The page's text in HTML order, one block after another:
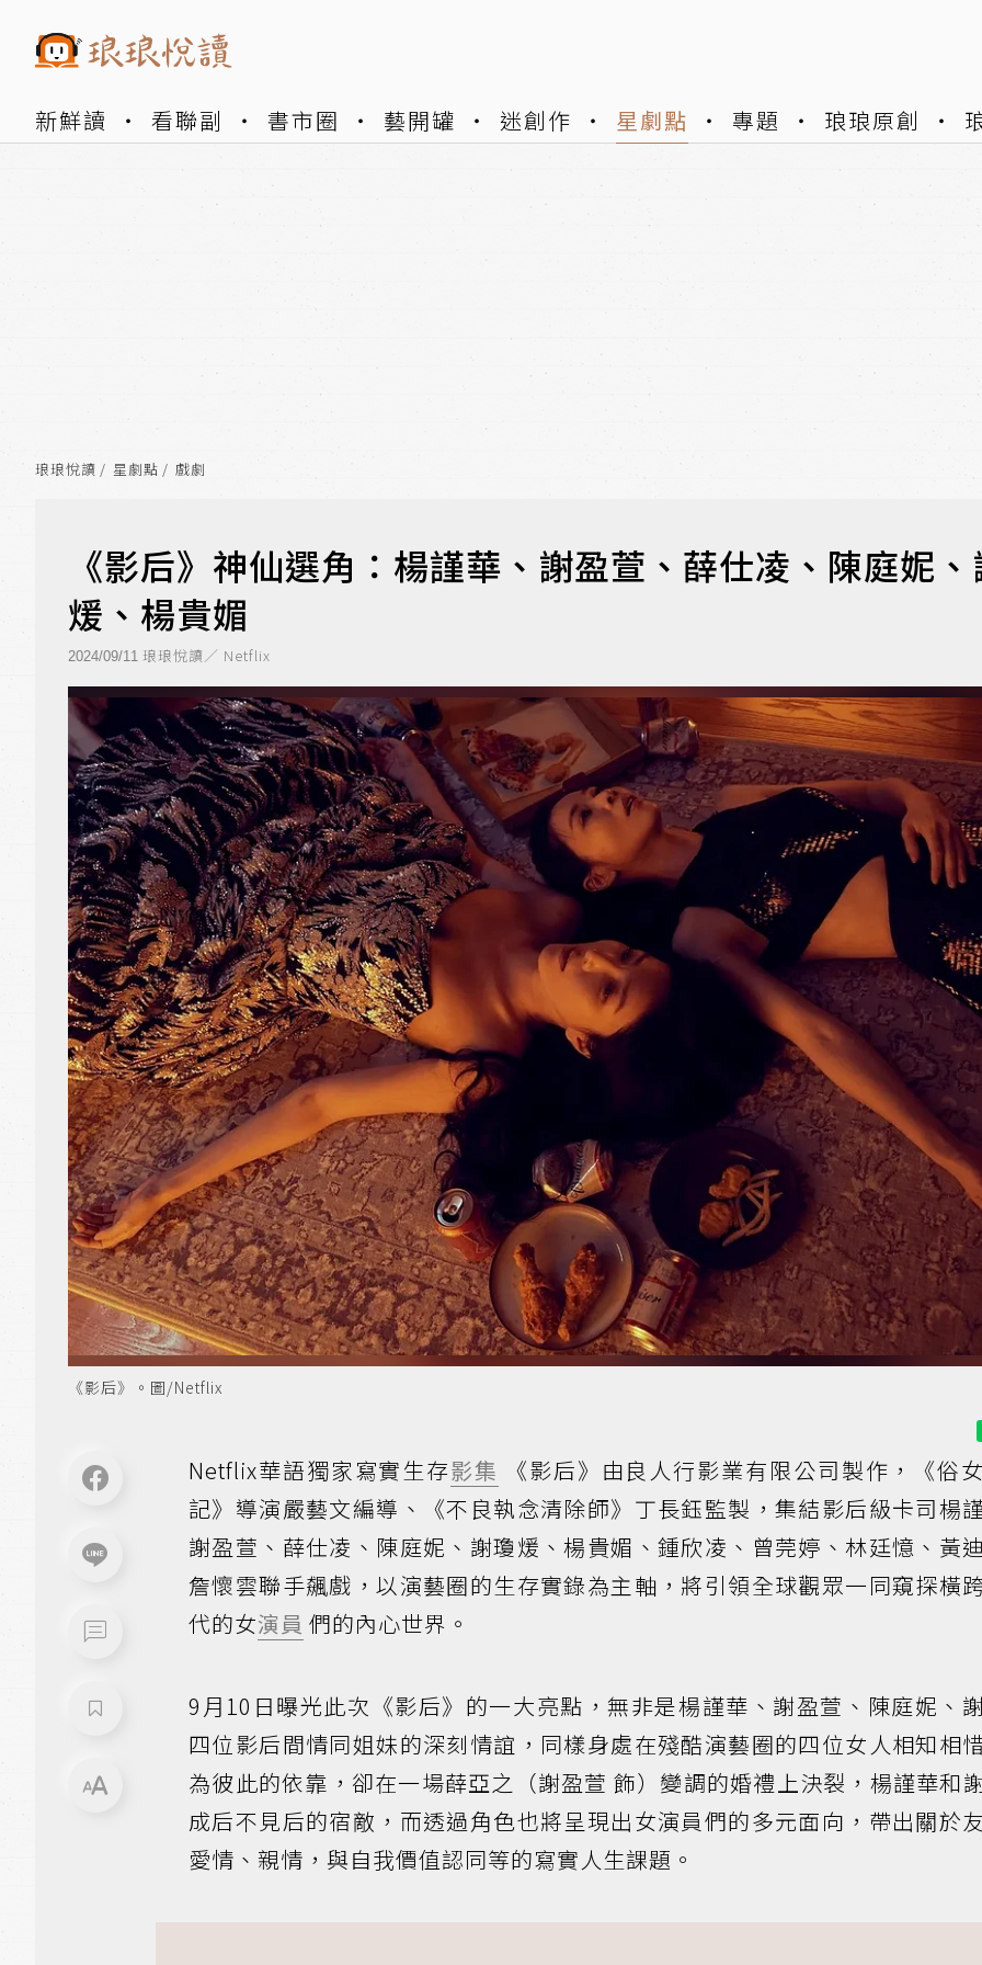
新鮮讀 看聯副 書市圈 藝開罐 迷創作 星劇點 專題 琅琅原創
琅琅悅讀 星劇點 戲劇
《影后》神仙選角：楊謹華、謝盈萱、薛仕凌、陳庭妮
煖、楊貴媚
2024/09/11 琅琅悅讀／ Netflix
《影后》。圖/Netflix
Netflix華語獨家寫實生存影集
《影后》由良人行影業有限公司製作，《俗
記》導演嚴藝文編導、《不良執念清除師》丁長鈺監製，集結影后級卡司楊
謝盈萱、薛仕凌、陳庭妮、謝瓊煖、楊貴媚、鍾欣凌、曾莞婷、林廷憶、黃
詹懷雲聯手飆戲，以演藝圈的生存實錄為主軸，將引領全球觀眾一同窺探橫
代的女演員 們的內心世界。
9月10日曝光此次《影后》的一大亮點，無非是楊謹華、謝盈萱、陳庭妮、
四位影后間情同姐妹的深刻情誼，同樣身處在殘酷演藝圈的四位女人相知相
為彼此的依靠，卻在一場薛亞之（謝盈萱 飾）變調的婚禮上決裂，楊謹華和
成后不見后的宿敵，而透過角色也將呈現出女演員們的多元面向，帶出關於
愛情、親情，與自我價值認同等的寫實人生課題。